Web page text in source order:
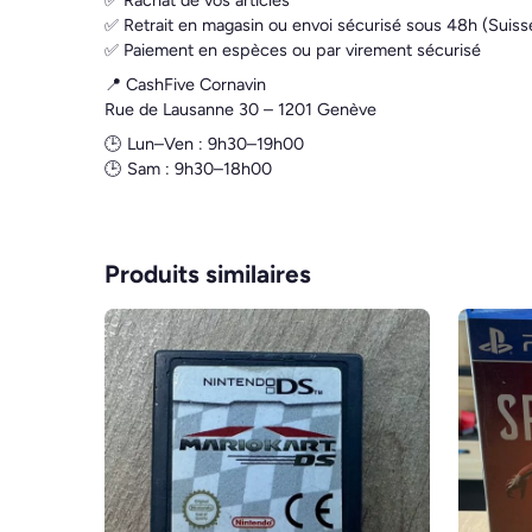
✅ Retrait en magasin ou envoi sécurisé sous 48h
✅ Paiement en espèces ou par virement sécurisé
📍 CashFive Cornavin
Rue de Lausanne 30 – 1201 Genève
🕒 Lun–Ven : 9h30–19h00
🕒 Sam : 9h30–18h00
Produits similaires